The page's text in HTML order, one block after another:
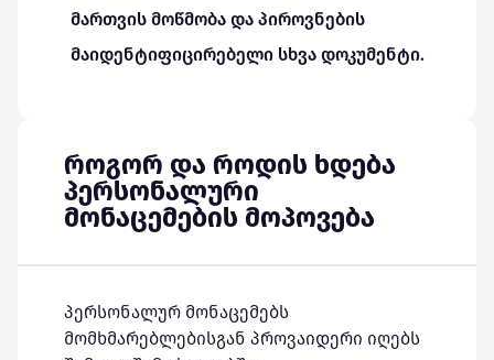
მართვის მოწმობა და პიროვნების
მაიდენტიფიცირებელი სხვა დოკუმენტი.
როგორ და როდის ხდება
პერსონალური
მონაცემების მოპოვება
პერსონალურ მონაცემებს
მომხმარებლებისგან პროვაიდერი იღებს